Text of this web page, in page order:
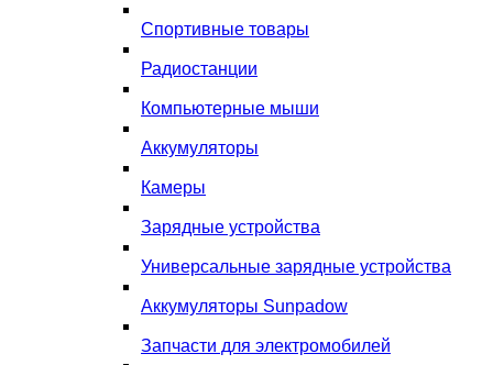
Спортивные товары
Радиостанции
Компьютерные мыши
Аккумуляторы
Камеры
Зарядные устройства
Универсальные зарядные устройства
Аккумуляторы Sunpadow
Запчасти для электромобилей